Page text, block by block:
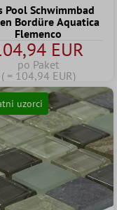
Pool Schwimmbad
Bordüre Aquatica
Flemenco
EUR
po Paket
( = 104,94 EUR)
uzorci